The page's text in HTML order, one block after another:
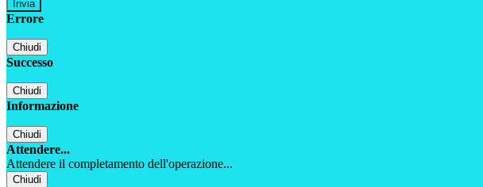
Errore
Chiudi
Successo
Chiudi
Informazione
Chiudi
Attendere...
Attendere il completamento dell'operazione...
Chiudi